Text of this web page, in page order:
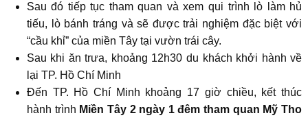
Sau đó tiếp tục tham quan và xem qui trình lò làm hủ
tiếu, lò bánh tráng và sẽ được trải nghiệm đặc biệt với
“cầu khỉ” của miền Tây tại vườn trái cây.
Sau khi ăn trưa, khoảng 12h30 du khách khởi hành về
lại TP. Hồ Chí Minh
Đến TP. Hồ Chí Minh khoảng 17 giờ chiều, kết thúc
hành trình Miền Tây 2 ngày 1 đêm tham quan Mỹ Tho